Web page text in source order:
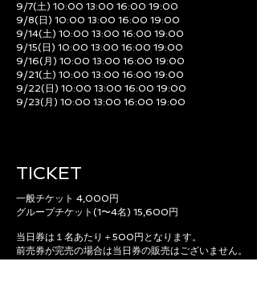
9/7(土) 10:00 13:00 16:00 19:00
9/8(日) 10:00 13:00 16:00 19:00
9/14(土) 10:00 13:00 16:00 19:00
9/15(日) 10:00 13:00 16:00 19:00
9/16(月) 10:00 13:00 16:00 19:00
9/21(土) 10:00 13:00 16:00 19:00
9/22(日) 10:00 13:00 16:00 19:00
9/23(月) 10:00 13:00 16:00 19:00
TICKET
一般チケット 4,000円
グループチケット(1〜4名) 15,600円
当日券は１名あたり＋500円となります。
前売券が完売の場合は当日券の販売はございません。